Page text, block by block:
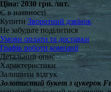
Ціна:2030 грн. /шт.
Є в наявності
Купити Зворотний дзвінок
Не забудьте поділитися
Умови оплати та доставки
Графік роботи компанії
Детальний опис
Характеристики
Залишити відгук
Золотистийбукет з цукерок